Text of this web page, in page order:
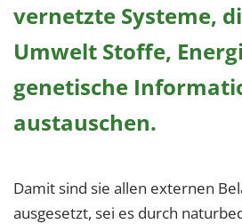
vernetzte Systeme,
Umwelt Stoffe,
genetische
austauschen.
Damit sind sie allen externen
ausgesetzt, sei es durch
Einverständnis-Optionen des
Cookie Laufzeit:
Plattformen anzeigen zu
diesen externen Medien